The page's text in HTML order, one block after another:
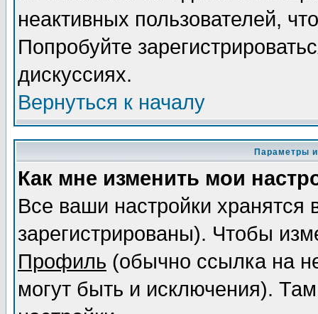
неактивных пользователей,
Попробуйте
дискуссиях.
Вернуться к началу
Параметры
Как мне изменить мои
Все ваши настройки
зарегистрированы). Чтобы
Профиль (обычно ссылка на
могут быть и исключения).